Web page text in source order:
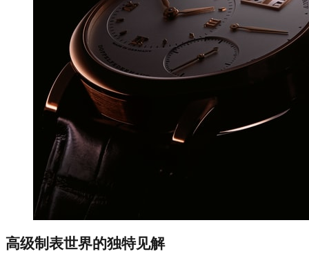
高级制表世界的独特见解